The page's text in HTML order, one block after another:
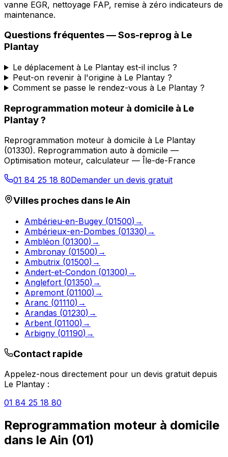
vanne EGR, nettoyage FAP, remise à zéro indicateurs de
maintenance.
Questions fréquentes —Sos-reprog à Le
Plantay
Le déplacement à Le Plantay est-il inclus ?
Peut-on revenir à l'origine à Le Plantay ?
Comment se passe le rendez-vous à Le Plantay ?
Reprogrammation moteur à domicile à Le
Plantay?
Reprogrammation moteur à domicile à Le Plantay
(01330). Reprogrammation auto à domicile —
Optimisation moteur, calculateur — Île-de-France
01 84 25 18 80Demander un devis gratuit
Villes proches dans leAin
Ambérieu-en-Bugey (01500) →
Ambérieux-en-Dombes (01330) →
Ambléon (01300) →
Ambronay (01500) →
Ambutrix (01500) →
Andert-et-Condon (01300) →
Anglefort (01350) →
Apremont (01100) →
Aranc (01110) →
Arandas (01230) →
Arbent (01100) →
Arbigny (01190) →
Contact rapide
Appelez-nous directement pour un devis gratuit depuis
Le Plantay :
01 84 25 18 80
Reprogrammation moteur à domicile
dans le Ain (01)